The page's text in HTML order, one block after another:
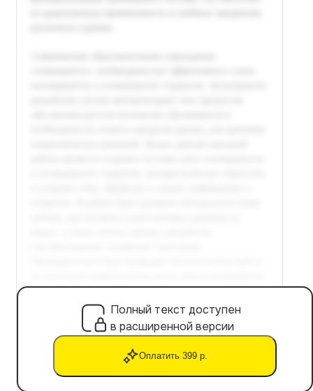
Полный текст доступен
в расширенной версии
Оплатить 399 р.